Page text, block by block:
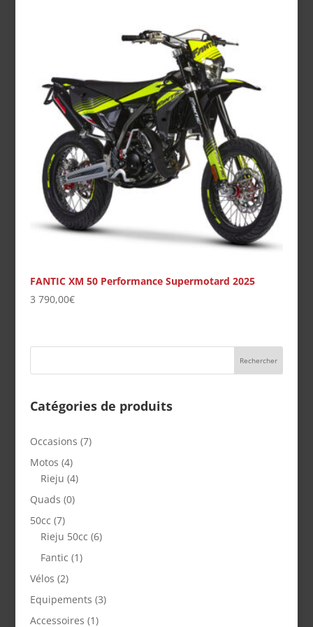
8
FANTIC XM 50 Performance Supermotard 2025
3 790,00€
Catégories de produits
Occasions (7)
Motos (4)
Rieju (4)
Quads (0)
50cc (7)
Rieju 50cc (6)
Fantic (1)
Vélos (2)
Equipements (3)
Accessoires (1)